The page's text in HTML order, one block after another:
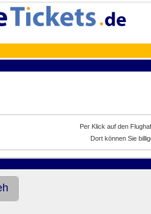
Per Klick auf den
Dort können Sie